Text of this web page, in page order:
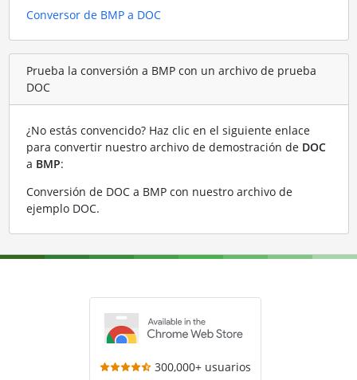
Conversor de BMP a DOC
Prueba la conversión a BMP con un archivo de prueba
DOC
¿No estás convencido? Haz clic en el siguiente enlace
para convertir nuestro archivo de demostración de DOC
a BMP:
Conversión de DOC a BMP con nuestro archivo de
ejemplo DOC.
300,000+ usuarios